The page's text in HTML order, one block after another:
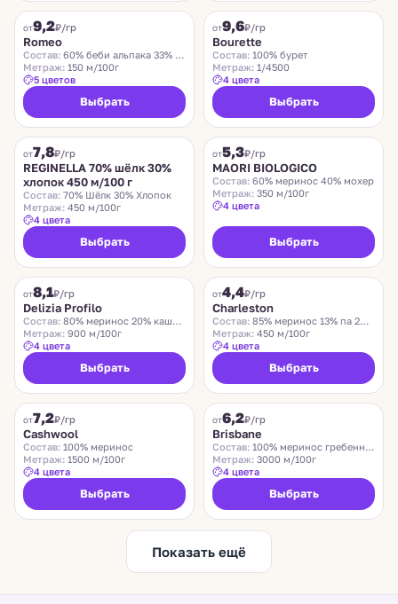
от9,2₽/гр
Romeo
Состав: 60% беби альпака 33% меринос 7% нейлон
Метраж: 150 м/100г
5 цветов
Выбрать
Хит
от9,6₽/гр
Bourette
Состав: 100% бурет
Метраж: 1/4500
4 цвета
Выбрать
от7,8₽/гр
REGINELLA 70% шёлк 30%
хлопок 450 м/100 г
Состав: 70% Шёлк 30% Хлопок
Метраж: 450 м/100г
4 цвета
Выбрать
от5,3₽/гр
MAORI BIOLOGICO
Состав: 60% меринос 40% мохер
Метраж: 350 м/100г
4 цвета
Выбрать
от8,1₽/гр
Delizia Profilo
Состав: 80% меринос 20% кашемир
Метраж: 900 м/100г
4 цвета
Выбрать
от4,4₽/гр
Charleston
Состав: 85% меринос 13% па 2% эластан
Метраж: 450 м/100г
4 цвета
Выбрать
от7,2₽/гр
Cashwool
Состав: 100% меринос
Метраж: 1500 м/100г
4 цвета
Выбрать
от6,2₽/гр
Brisbane
Состав: 100% меринос гребенной
Метраж: 3000 м/100г
4 цвета
Выбрать
Показать ещё